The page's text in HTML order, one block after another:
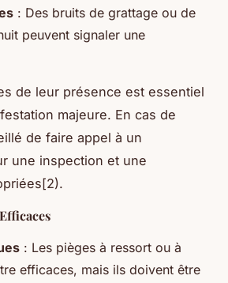
: Des bruits de grattage ou de
peuvent signaler une
de leur présence est essentiel
majeure. En cas de
de faire appel à un
une inspection et une
: Les pièges à ressort ou à
efficaces, mais ils doivent être